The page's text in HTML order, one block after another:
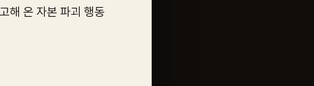
해 온 자본 파괴 행동